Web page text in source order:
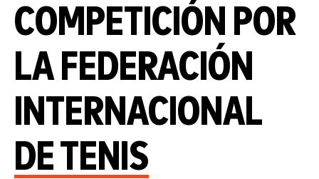
COMPETICIÓN POR
LA FEDERACIÓN
INTERNACIONAL
DE TENIS